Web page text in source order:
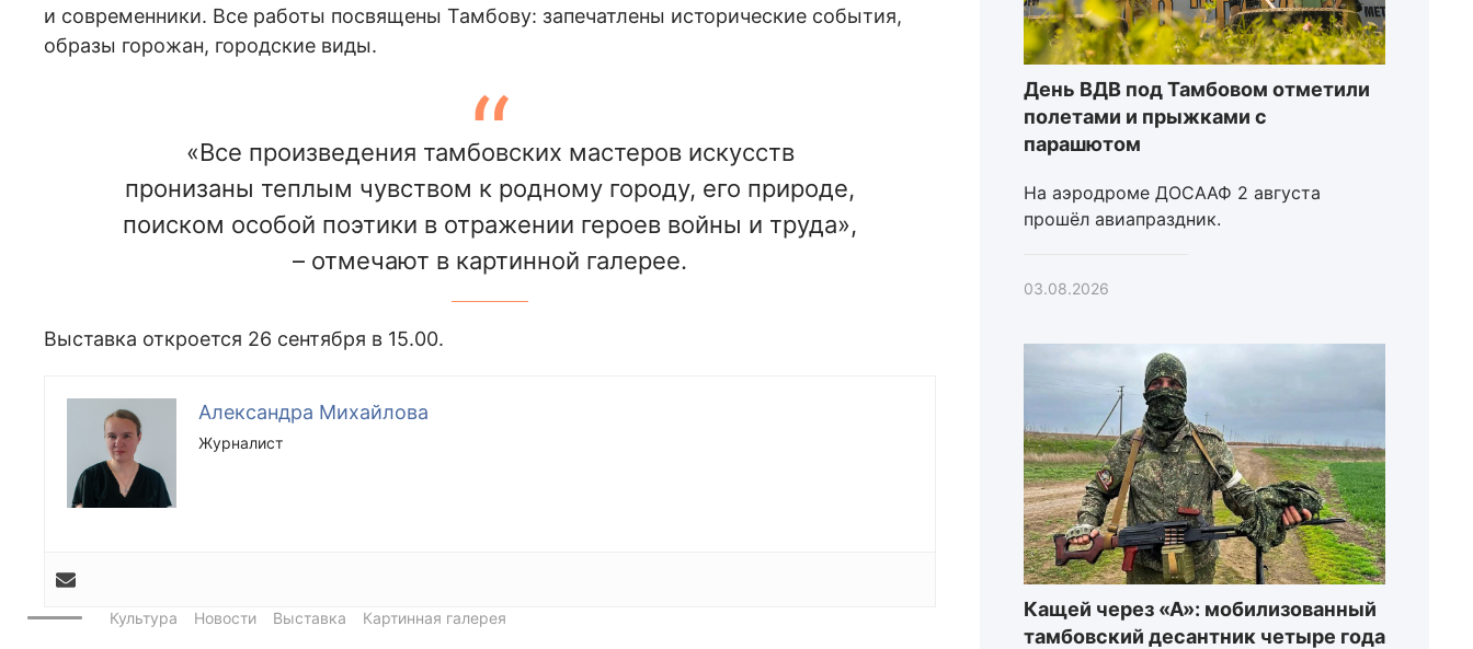
и современники. Все работы посвящены Тамбову: запечатлены исторические события,
образы горожан, городские виды.
«Все произведения тамбовских мастеров искусств
пронизаны теплым чувством к родному городу, его природе,
поиском особой поэтики в отражении героев войны и труда»,
– отмечают в картинной галерее.
Выставка откроется 26 сентября в 15.00.
Александра Михайлова
Журналист
Культура Новости Выставка Картинная галерея
День ВДВ под Тамбовом отметили
полетами и прыжками с
парашютом
На аэродроме ДОСААФ 2 августа
прошёл авиапраздник.
03.08.2026
Кащей через «А»: мобилизованный
тамбовский десантник четыре года